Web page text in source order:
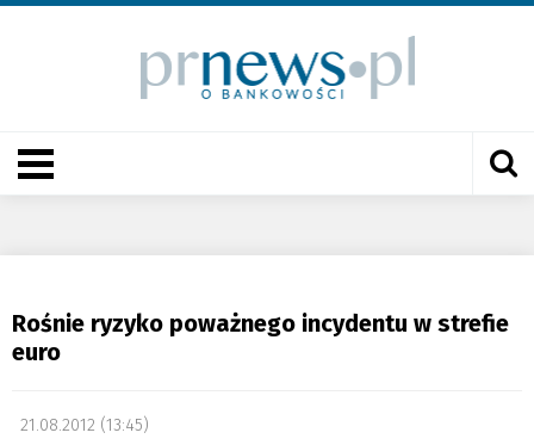
Rośnie ryzyko poważnego incydentu w strefie
euro
21.08.2012 (13:45)